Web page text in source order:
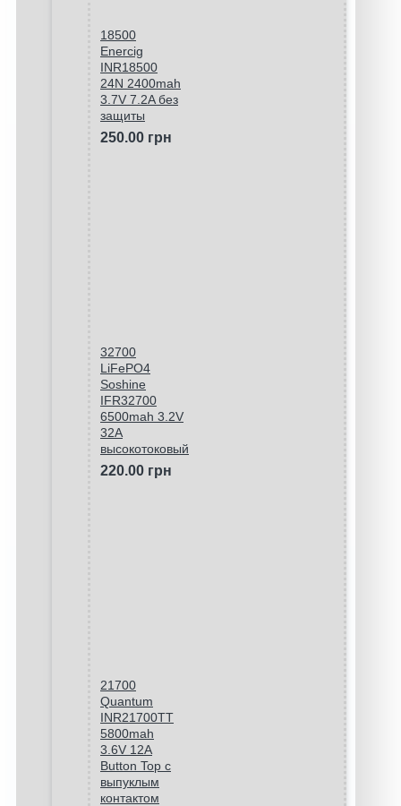
18500
Enercig
INR18500
24N 2400mah
3.7V 7.2A без
защиты
250.00 грн
32700
LiFePO4
Soshine
IFR32700
6500mah 3.2V
32A
высокотоковый
220.00 грн
21700
Quantum
INR21700TT
5800mah
3.6V 12A
Button Top с
выпуклым
контактом